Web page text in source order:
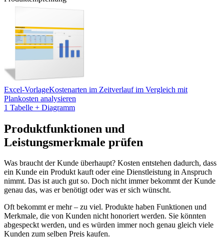
Excel-VorlageKostenarten im Zeitverlauf im Vergleich mit
Plankosten analysieren
1 Tabelle + Diagramm
Produktfunktionen und
Leistungsmerkmale prüfen
Was braucht der Kunde überhaupt? Kosten entstehen dadurch, dass
ein Kunde ein Produkt kauft oder eine Dienstleistung in Anspruch
nimmt. Das ist auch gut so. Doch nicht immer bekommt der Kunde
genau das, was er benötigt oder was er sich wünscht.
Oft bekommt er mehr – zu viel. Produkte haben Funktionen und
Merkmale, die von Kunden nicht honoriert werden. Sie könnten
abgespeckt werden, und es würden immer noch genau gleich viele
Kunden zum selben Preis kaufen.